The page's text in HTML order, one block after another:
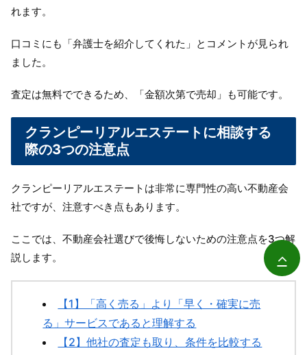
れます。
口コミにも「弁護士を紹介してくれた」とコメントが見られ
ました。
査定は無料でできるため、「金額次第で売却」も可能です。
クランピーリアルエステートに相談する
際の3つの注意点
クランピーリアルエステートは非常に専門性の高い不動産会
社ですが、注意すべき点もあります。
ここでは、不動産会社選びで後悔しないための注意点を3つ解
説します。
【1】「高く売る」より「早く・確実に売
る」サービスであると理解する
【2】他社の査定も取り、条件を比較する